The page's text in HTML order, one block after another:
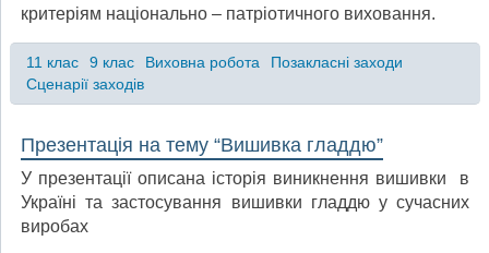
критеріям національно – патріотичного виховання.
11 клас 9 клас Виховна робота
Позакласні заходи
Сценарії заходів
Презентація на тему “Вишивка гладдю”
У презентації описана історія виникнення вишивки в
Україні та застосування вишивки гладдю у сучасних
виробах